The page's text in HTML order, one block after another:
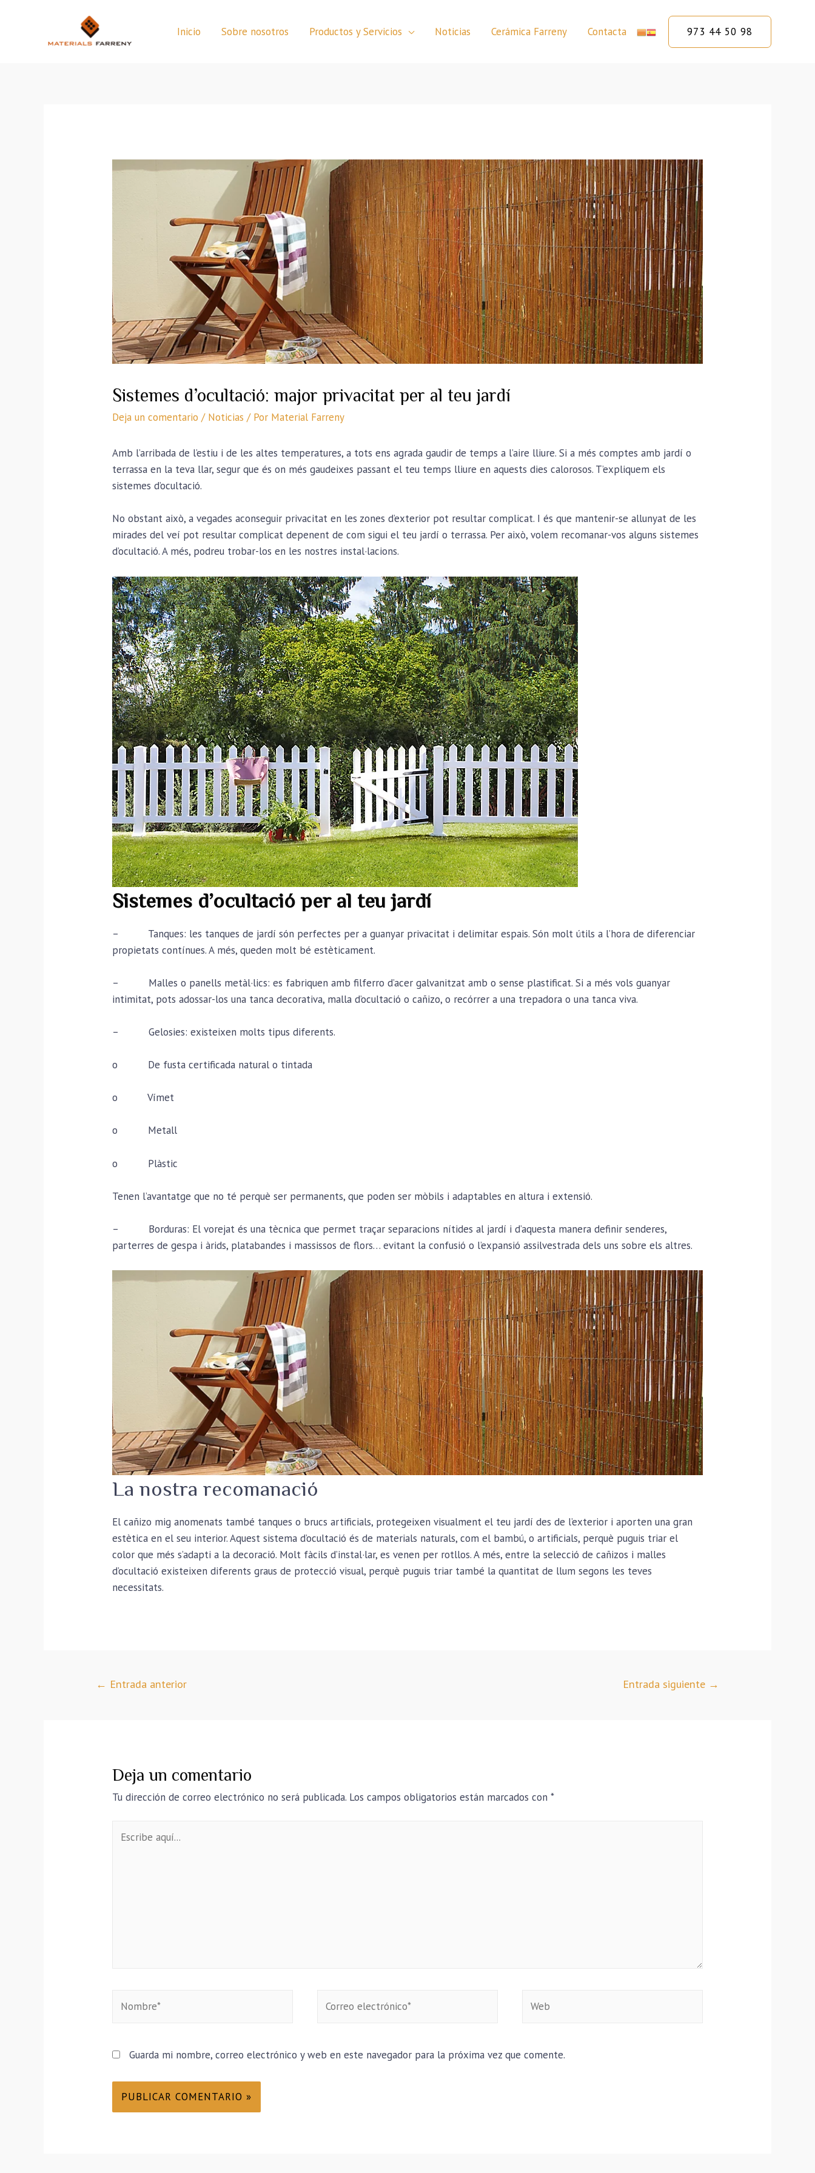
Inicio Sobre nosotros Productos y Servicios Noticias Cerámica Farreny Contacta 973 44 50 98
Sistemes d’ocultació: major privacitat per al teu jardí
Deja un comentario / Noticias / Por Material Farreny
Amb l’arribada de l’estiu i de les altes temperatures, a tots ens agrada gaudir de temps a l’aire lliure. Si a més comptes amb jardí o
terrassa en la teva llar, segur que és on més gaudeixes passant el teu temps lliure en aquests dies calorosos. T’expliquem els
sistemes d’ocultació.
No obstant això, a vegades aconseguir privacitat en les zones d’exterior pot resultar complicat. I és que mantenir-se allunyat de les
mirades del veí pot resultar complicat depenent de com sigui el teu jardí o terrassa. Per això, volem recomanar-vos alguns sistemes
d’ocultació. A més, podreu trobar-los en les nostres instal·lacions.
Sistemes d’ocultació per al teu jardí
– Tanques: les tanques de jardí són perfectes per a guanyar privacitat i delimitar espais. Són molt útils a l’hora de diferenciar
propietats contínues. A més, queden molt bé estèticament.
– Malles o panells metàl·lics: es fabriquen amb filferro d’acer galvanitzat amb o sense plastificat. Si a més vols guanyar
intimitat, pots adossar-los una tanca decorativa, malla d’ocultació o cañizo, o recórrer a una trepadora o una tanca viva.
– Gelosies: existeixen molts tipus diferents.
o De fusta certificada natural o tintada
o Vímet
o Metall
o Plàstic
Tenen l’avantatge que no té perquè ser permanents, que poden ser mòbils i adaptables en altura i extensió.
– Borduras: El vorejat és una tècnica que permet traçar separacions nítides al jardí i d’aquesta manera definir senderes,
parterres de gespa i àrids, platabandes i massissos de flors… evitant la confusió o l’expansió assilvestrada dels uns sobre els altres.
La nostra recomanació
El cañizo mig anomenats també tanques o brucs artificials, protegeixen visualment el teu jardí des de l’exterior i aporten una gran
estètica en el seu interior. Aquest sistema d’ocultació és de materials naturals, com el bambú, o artificials, perquè puguis triar el
color que més s’adapti a la decoració. Molt fàcils d’instal·lar, es venen per rotllos. A més, entre la selecció de cañizos i malles
d’ocultació existeixen diferents graus de protecció visual, perquè puguis triar també la quantitat de llum segons les teves
necessitats.
← Entrada anterior Entrada siguiente →
Deja un comentario
Tu dirección de correo electrónico no será publicada. Los campos obligatorios están marcados con*
Guarda mi nombre, correo electrónico y web en este navegador para la próxima vez que comente.